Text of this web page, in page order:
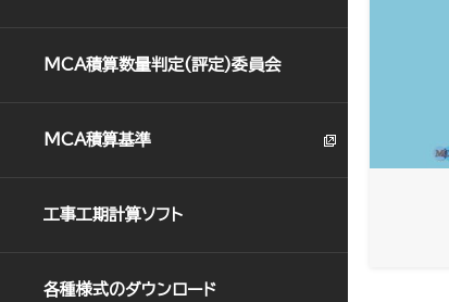
MCA積算数量判定(評定)委員会
MCA積算基準
工事工期計算ソフト
各種様式のダウンロード